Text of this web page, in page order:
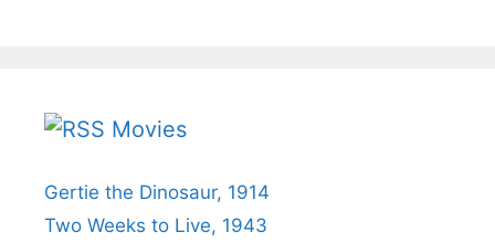
Movies
Gertie the Dinosaur, 1914
Two Weeks to Live, 1943